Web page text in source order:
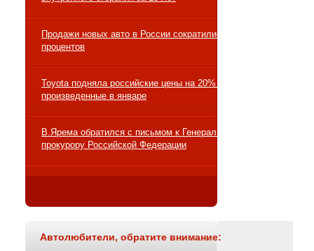
Продажи новых авто в России сократились на 10
процентов
Toyota подняла российские цены на 20% на авто,
произведенные в январе
В.Ярема обратился с письмом к Генеральному
прокурору Российской Федерации
Автолюбители, обратите внимание: